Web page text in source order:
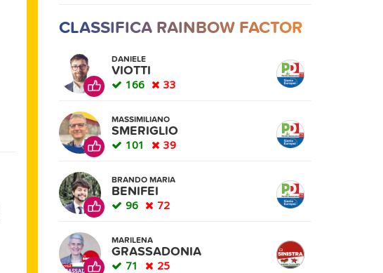
CLASSIFICA RAINBOW FACTOR
DANIELE
VIOTTI
166 33
MASSIMILIANO
SMERIGLIO
101 39
BRANDO MARIA
BENIFEI
96 72
MARILENA
GRASSADONIA
71 25